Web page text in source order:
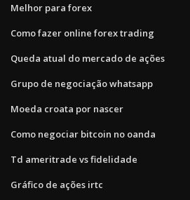
Melhor para forex
Como fazer online forex trading
Queda atual do mercado de ações
Grupo de negociação whatsapp
Moeda croata por nascer
Como negociar bitcoin no oanda
Td ameritrade vs fidelidade
Gráfico de ações irtc